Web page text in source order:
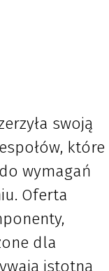
swoją
które
wymagań
Oferta
dla
istotną